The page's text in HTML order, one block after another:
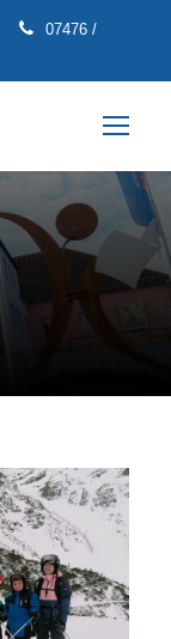
07476 /